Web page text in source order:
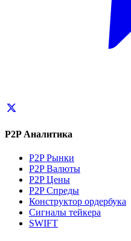
P2P Аналитика
P2P Рынки
P2P Валюты
P2P Цены
P2P Спреды
Конструктор ордербука
Сигналы тейкера
SWIFT